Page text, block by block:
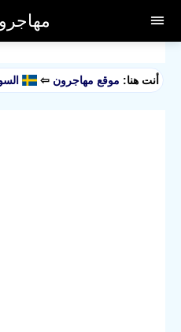
أنت هنا: موقع مهاجرون ⇦